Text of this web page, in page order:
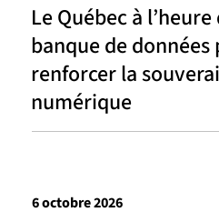
Le Québec à l’heure
banque de
renforcer la
numérique
6 octobre 2026